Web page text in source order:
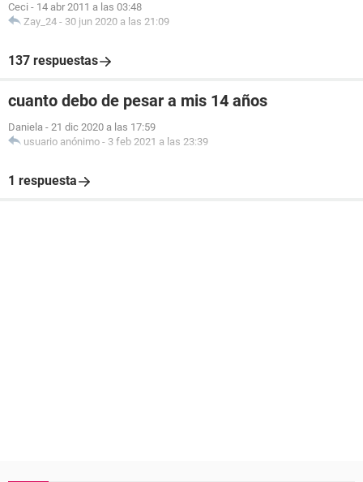
Ceci - 14 abr 2011 a las 03:48
Zay_24 - 30 jun 2020 a las 21:09
137 respuestas
cuanto debo de pesar a mis 14 años
Daniela - 21 dic 2020 a las 17:59
usuario anónimo - 3 feb 2021 a las 23:39
1 respuesta